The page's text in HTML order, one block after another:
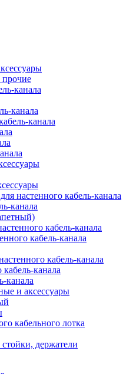
прочие
канала
канала
канала
настенного кабель-канала
канала
кабель-канала
кабель-канала
кабель-канала
канала
канала
и аксессуары
кабельного лотка
держатели